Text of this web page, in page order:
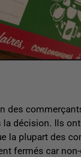
des
la décision. Ils
la plupart des
fermés car